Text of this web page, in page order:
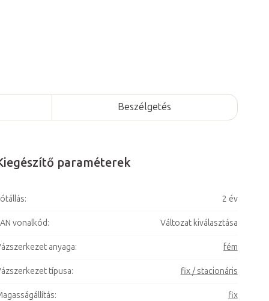
Beszélgetés
paraméterek
: 2 év
vonalkód: Változat kiválasztása
anyaga: fém
típusa: fix / stacionáris
: fix